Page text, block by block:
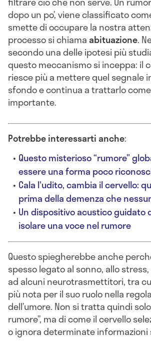
dopo un po’, viene classificato
smette di occupare la nostra
processo si chiamaabituazione.
secondo una delle ipotesi più
questo meccanismo si inceppa: il
riesce più a mettere quel segnale
sfondo e continua a trattarlo
importante.
Potrebbe interessarti anche:
Questo misterioso “rumore”
essere una forma poco
Cala l'udito, cambia il cervello:
prima della demenza che
Un dispositivo acustico guidato
isolare una voce nel rumore
Questo spiegherebbe anche
spesso legato al sonno, allo
ad alcuni neurotrasmettitori, tra
più nota per il suo ruolo nella
dell’umore. Non si tratta quindi
rumore”, ma di come il cervello
o ignora determinate informazioni